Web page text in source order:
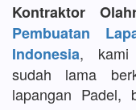
Kontraktor
Pembuatan
Indonesia, kami
sudah lama
lapangan Padel,